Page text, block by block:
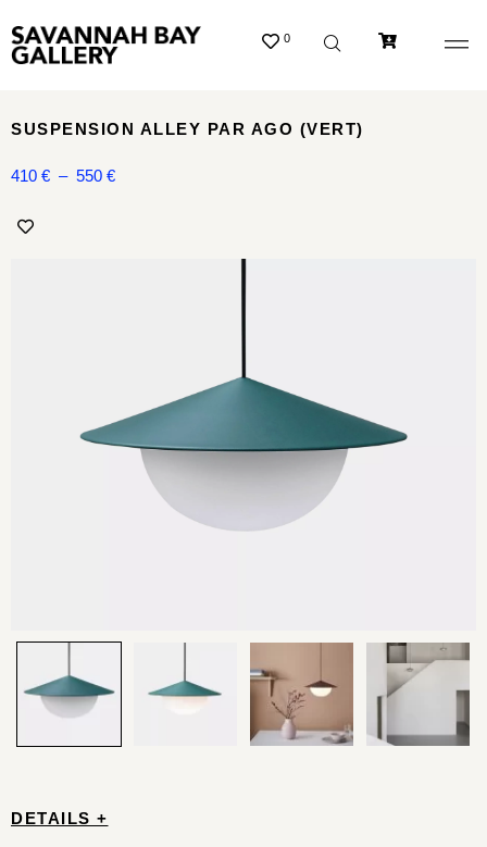
0
DETAILS +
SUSPENSION ALLEY PAR AGO (VERT)
410 € – 550 €